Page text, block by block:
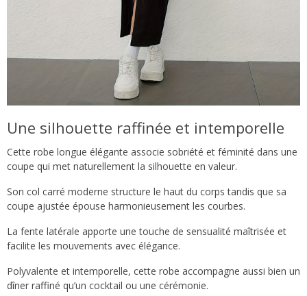
Une silhouette raffinée et intemporelle
Cette robe longue élégante associe sobriété et féminité dans une
coupe qui met naturellement la silhouette en valeur.
Son col carré moderne structure le haut du corps tandis que sa
coupe ajustée épouse harmonieusement les courbes.
La fente latérale apporte une touche de sensualité maîtrisée et
facilite les mouvements avec élégance.
Polyvalente et intemporelle, cette robe accompagne aussi bien un
dîner raffiné qu’un cocktail ou une cérémonie.